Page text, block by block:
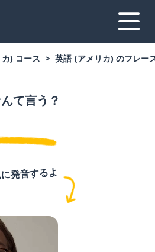
) コース 英語 (アメリカ) のフレー
て言う？
発音するよ